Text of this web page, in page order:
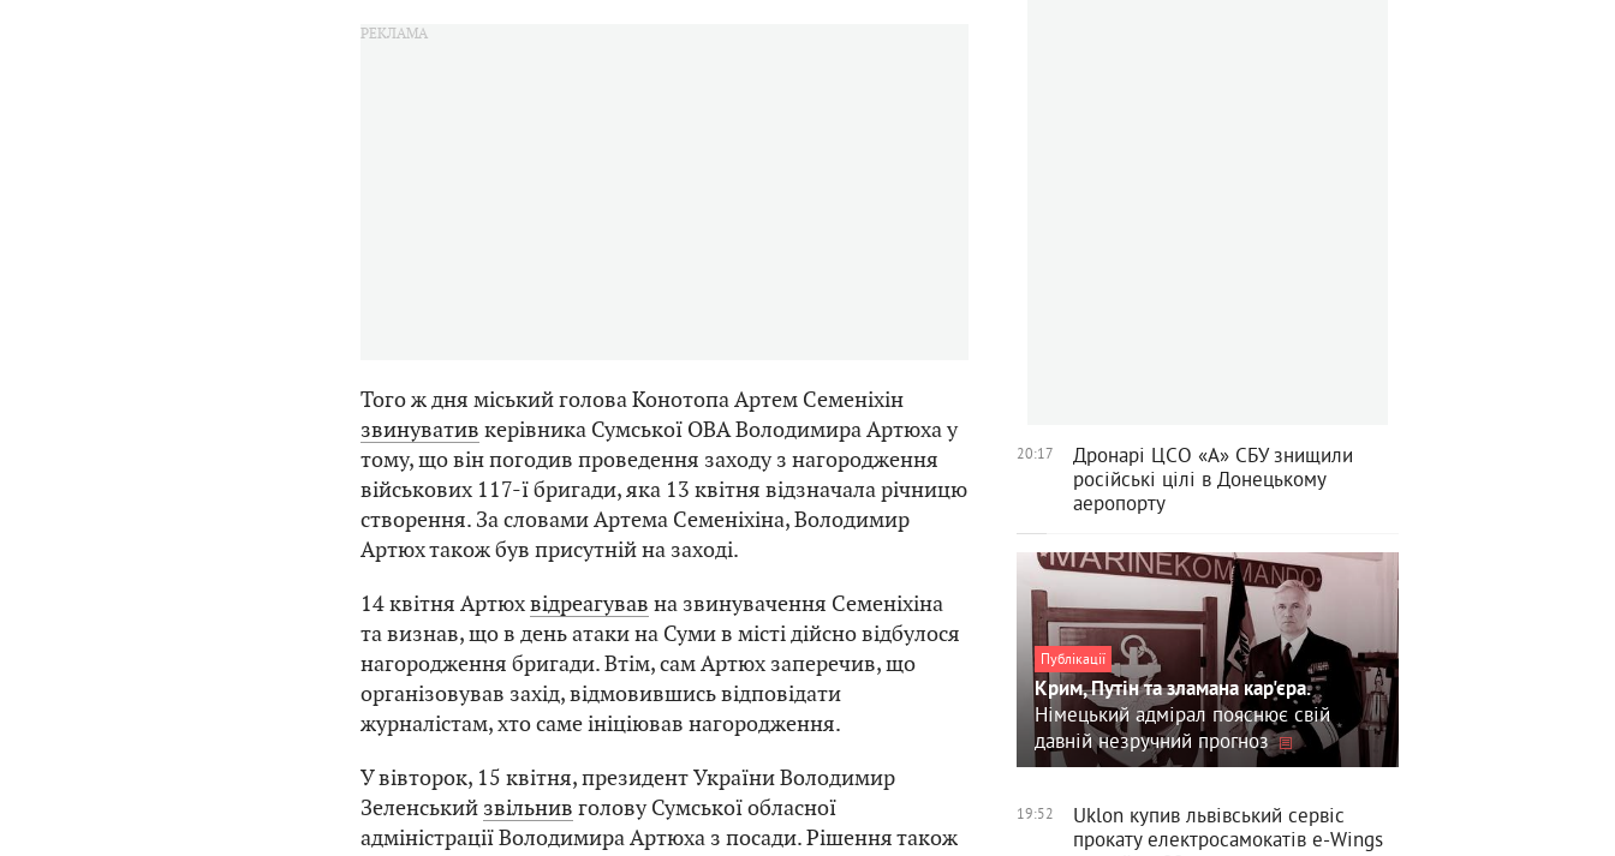
Того ж дня міський голова Конотопа Артем Семеніхін
звинуватив керівника Сумської ОВА Володимира Артюха у
тому, що він погодив проведення заходу з нагородження
військових 117-ї бригади, яка 13 квітня відзначала річницю
створення. За словами Артема Семеніхіна, Володимир
Артюх також був присутній на заході.
14 квітня Артюхвідреагував на звинувачення Семеніхіна
та визнав, що в день атаки на Суми в місті дійсно відбулося
нагородження бригади. Втім, сам Артюх заперечив, що
організовував захід, відмовившись відповідати
журналістам, хто саме ініціював нагородження.
У вівторок, 15 квітня, президент України Володимир
Зеленський звільнив голову Сумської обласної
адміністрації Володимира Артюха з посади. Рішення також
20:17
Дронарі ЦСО «А» СБУ знищили
російські цілі в Донецькому
аеропорту
Публікації
Крим, Путін та зламана кар'єра.
Німецький адмірал пояснює свій
давній незручний прогноз
19:52
Uklon купив львівський сервіс
прокату електросамокатів e-Wings